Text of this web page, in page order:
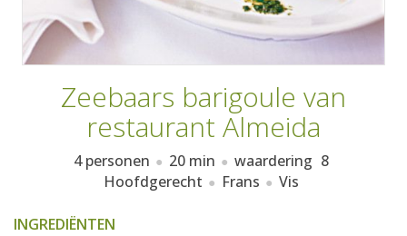
Zeebaars barigoule van
restaurant Almeida
4 personen 20 min waardering 8
Hoofdgerecht
Frans Vis
INGREDIËNTEN